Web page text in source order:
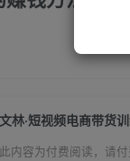
此内容为付费阅读，请